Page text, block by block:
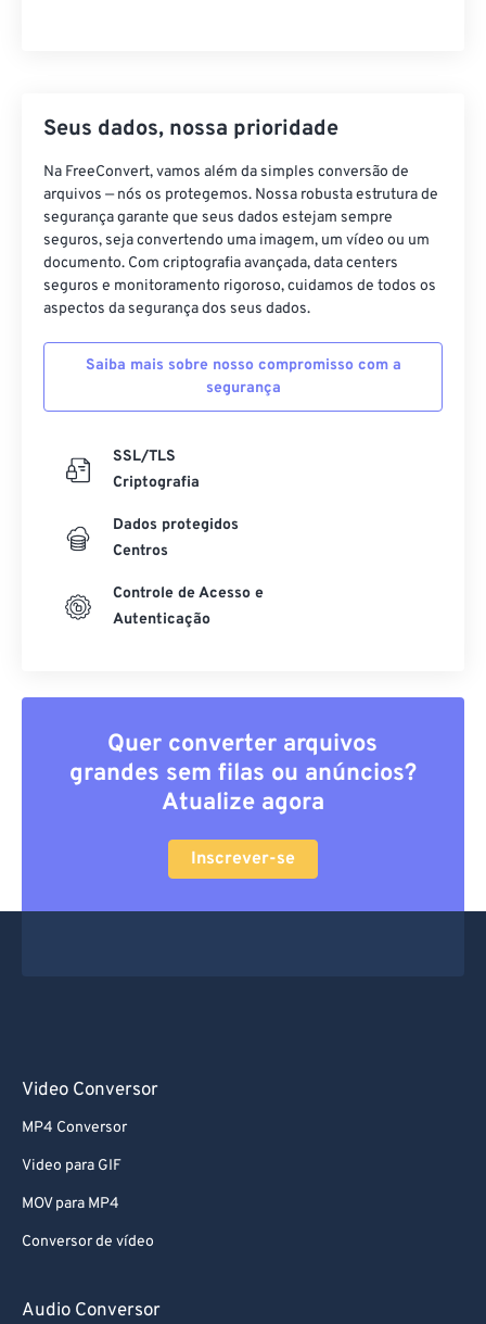
Seus dados, nossa prioridade
Na FreeConvert, vamos além da simples conversão de
arquivos — nós os protegemos. Nossa robusta estrutura de
segurança garante que seus dados estejam sempre
seguros, seja convertendo uma imagem, um vídeo ou um
documento. Com criptografia avançada, data centers
seguros e monitoramento rigoroso, cuidamos de todos os
aspectos da segurança dos seus dados.
Saiba mais sobre nosso compromisso com a
segurança
SSL/TLS
Criptografia
Dados protegidos
Centros
Controle de Acesso e
Autenticação
Quer converter arquivos
grandes sem filas ou anúncios?
Atualize agora
Inscrever-se
Video Conversor
MP4 Conversor
Video para GIF
MOV para MP4
Conversor de vídeo
Audio Conversor